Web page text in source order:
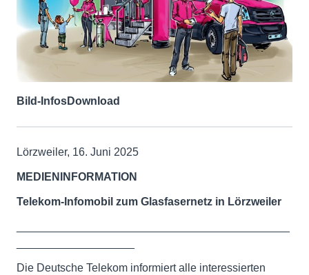
Bild-InfosDownload
Lörzweiler, 16. Juni 2025
MEDIENINFORMATION
Telekom-Infomobil zum Glasfasernetz in Lörzweiler
Die Deutsche Telekom informiert alle interessierten